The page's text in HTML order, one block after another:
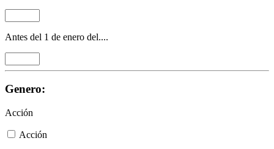
Antes del 1 de enero del....
Genero:
Acción
Acción